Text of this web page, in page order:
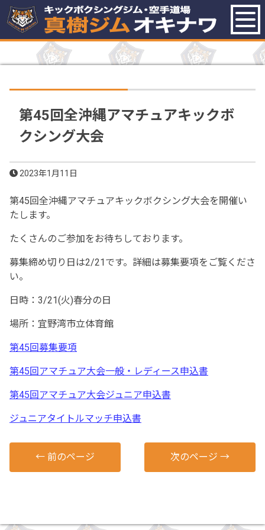
第45回全沖縄アマチュアキックボ
クシング大会
2023年1月11日
第45回全沖縄アマチュアキックボクシング大会を開催い
たします。
たくさんのご参加をお待ちしております。
募集締め切り日は2/21です。詳細は募集要項をご覧くださ
い。
日時：3/21(火)春分の日
場所：宜野湾市立体育館
第45回募集要項
第45回アマチュア大会一般・レディース申込書
第45回アマチュア大会ジュニア申込書
ジュニアタイトルマッチ申込書
← 前のページ 次のページ →
ホーム
真樹ジムオキナワのナイスな
ところ
入会案内
ブログ お知らせ